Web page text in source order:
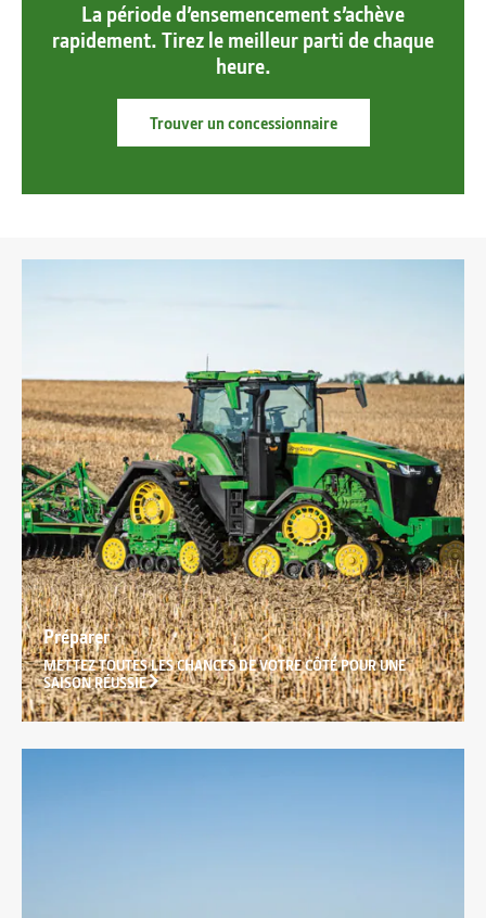
La période d’ensemencement s’achève
rapidement. Tirez le meilleur parti de chaque
heure.
Trouver un concessionnaire
Préparer
METTEZ TOUTES LES CHANCES DE VOTRE CÔTÉ POUR UNE
SAISON RÉUSSIE